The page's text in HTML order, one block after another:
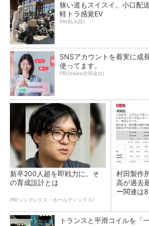
狭い道もスイスイ。小口配
軽トラ感覚EV
PR(BLAZE)
SNSアカウントを着実に成
使ってます。
PR(Dreaw合同会社)
新卒200人超を即戦力に。そ
の育成設計とは
PR(シンプレクス・ホールディングス)
村田製作
高が過去
ー関連は
トランスと平滑コイルを「